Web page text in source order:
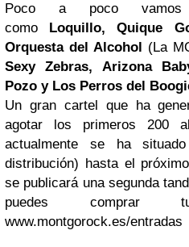
Poco a poco vamos
como Loquillo, Quique
Orquesta del Alcohol (La
Sexy Zebras, Arizona
Pozo y Los Perros del
Un gran cartel que ha
agotar los primeros 200
actualmente se ha
distribución) hasta el
se publicará una segunda
puedes comprar
www.montgorock.es/entradas